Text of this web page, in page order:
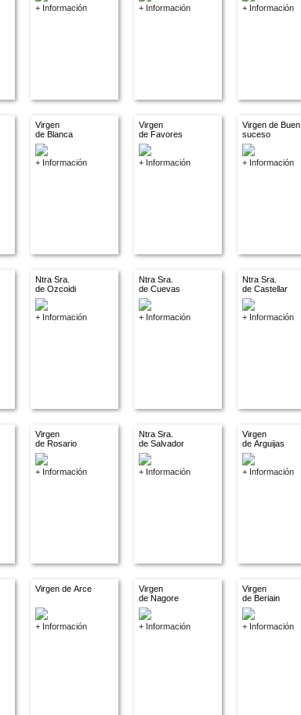
+ Información + Información + Información
Virgen
de Blanca
+ Información
Virgen
de Favores
+ Información
Virgen de Buen
suceso
+ Información
Ntra Sra.
de Ozcoidi
+ Información
Ntra Sra.
de Cuevas
+ Información
Ntra Sra.
de Castellar
+ Información
Virgen
de Rosario
+ Información
Ntra Sra.
de Salvador
+ Información
Virgen
de Arguijas
+ Información
Virgen de Arce
+ Información
Virgen
de Nagore
+ Información
Virgen
de Beriain
+ Información